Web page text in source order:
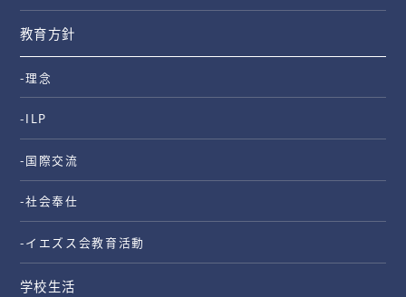
教育方針
-理念
-ILP
-国際交流
-社会奉仕
-イエズス会教育活動
学校生活